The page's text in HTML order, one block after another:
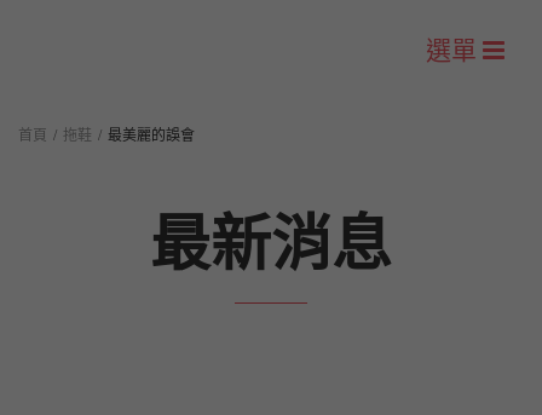
選單
首頁
首頁 / 拖鞋 / 最美麗的誤會
最新消息